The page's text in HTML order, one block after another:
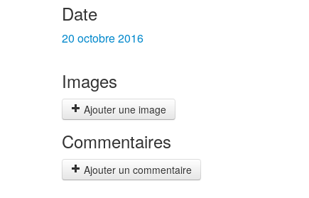
Date
20 octobre 2016
Images
Ajouter une image
Commentaires
Ajouter un commentaire